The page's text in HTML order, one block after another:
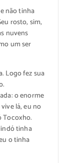
não tinha
rosto, sim,
nuvens
um ser
Logo fez sua
o enorme
lá, eu no
Tocoxho.
tinha
o tinha